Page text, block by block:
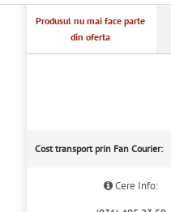
Produsul nu mai face parte
din oferta
Cost transport prin Fan Courier:
Cere Info: